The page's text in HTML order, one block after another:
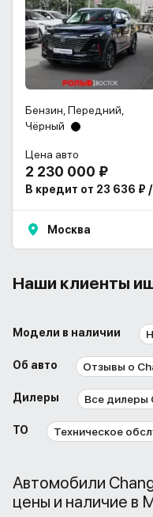
Бензин, Передний,
Чёрный
Цена авто
2 230 000 ₽
В кредит от 23 636 ₽
Москва
Наши клиенты
Модели в наличии
Об авто Отзывы о
Дилеры Все дилеры
ТО Техническое
Автомобили
цены и наличие в